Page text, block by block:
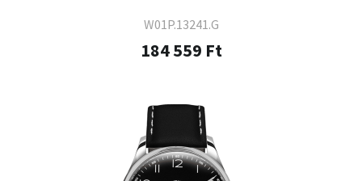
W01P.13241.G
184 559 Ft